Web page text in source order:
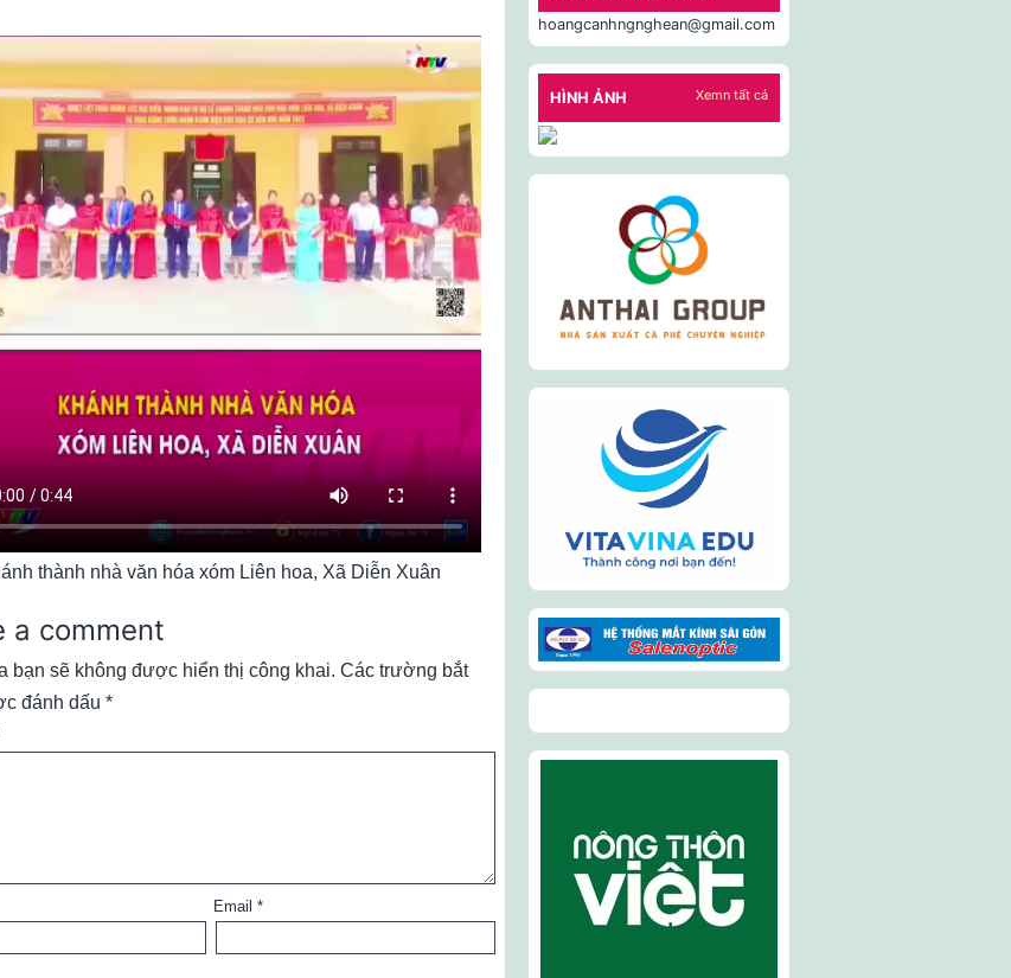
thành nhà văn hóa xóm Liên hoa, Xã Diễn Xuân
a comment
bạn sẽ không được hiển thị công khai. Các trường bắt
đánh dấu *
Email *
hoangcanhngnghean@gmail.com
HÌNH ẢNH Xemn tất cả